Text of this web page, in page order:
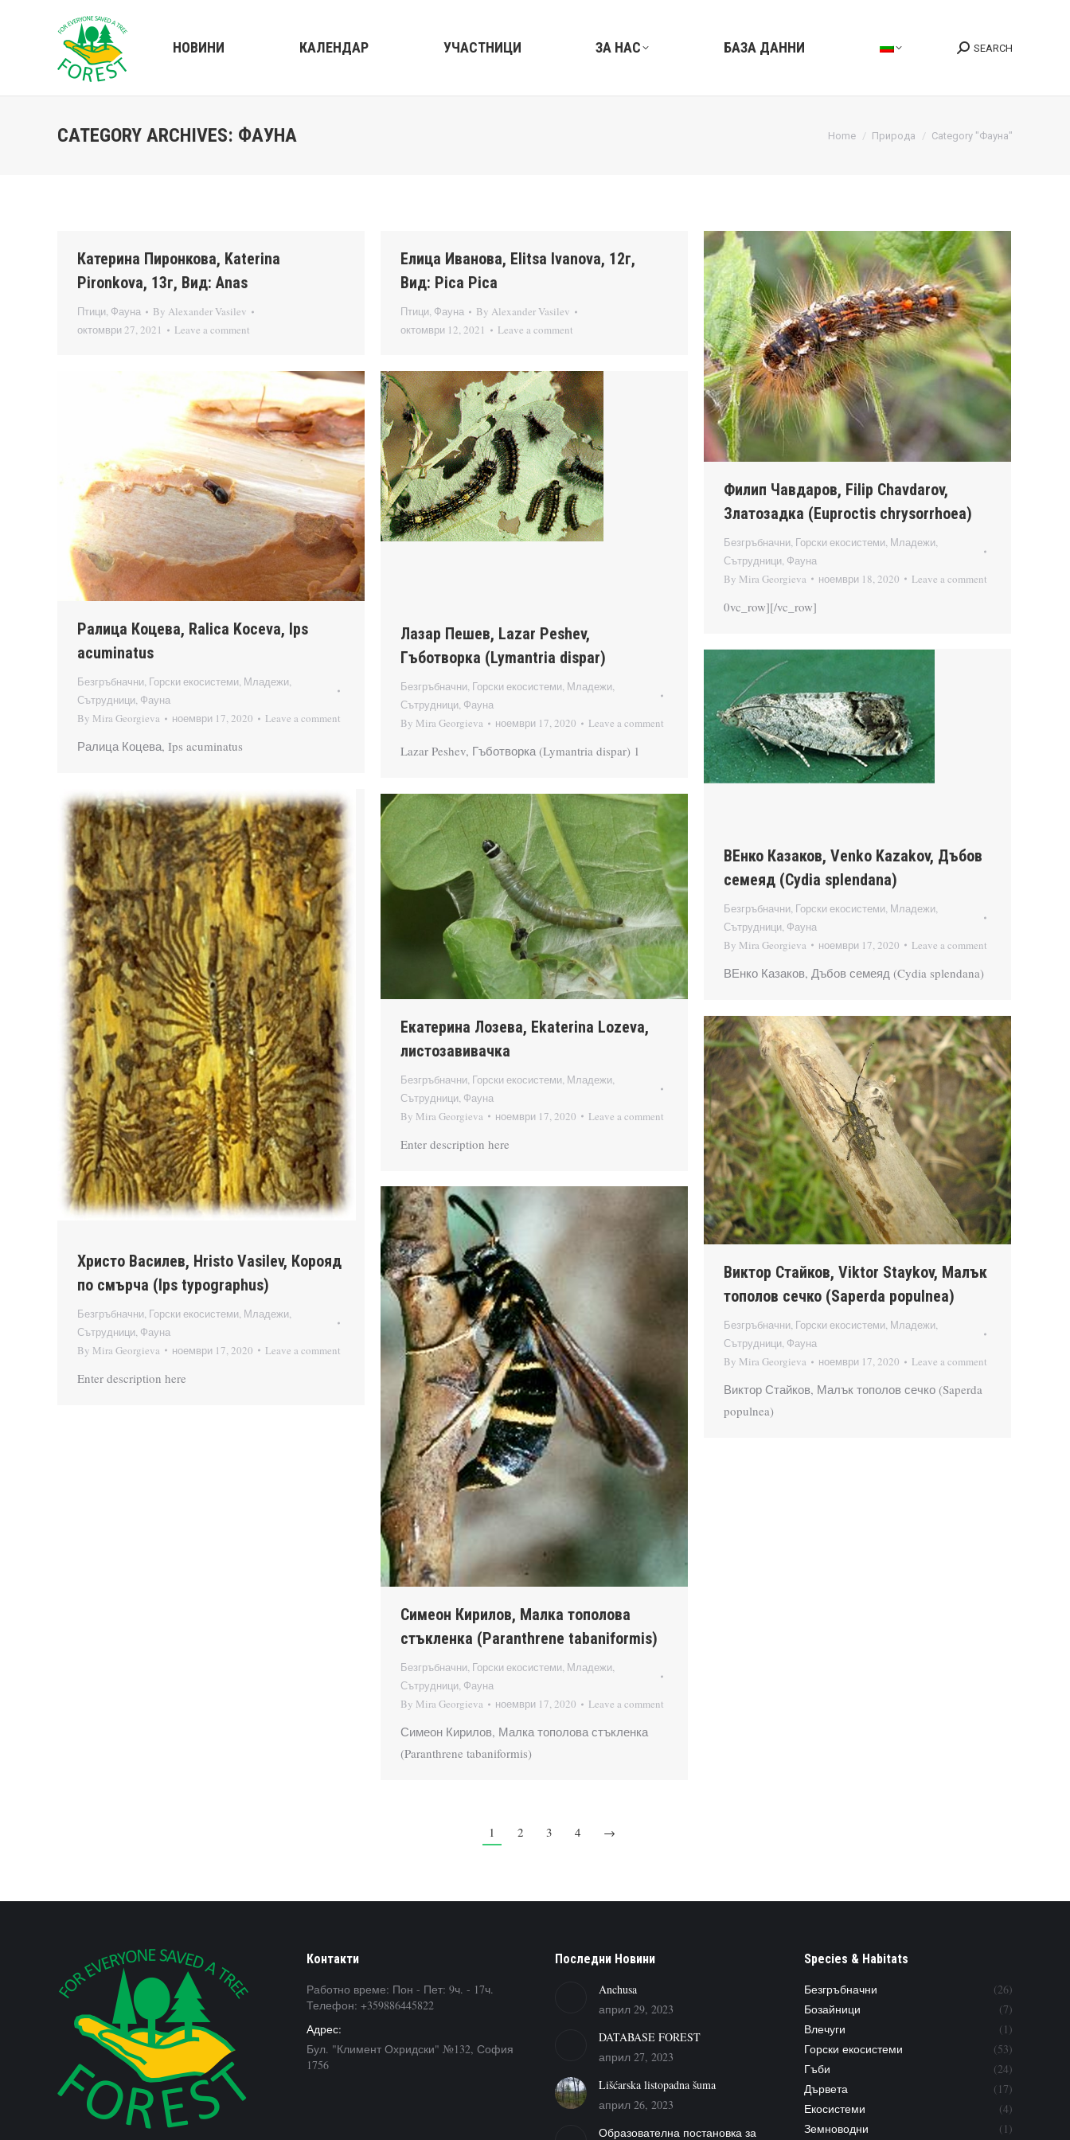
НОВИНИ КАЛЕНДАР УЧАСТНИЦИ ЗА НАС БАЗА ДАННИ Search:SEARCH
CATEGORY ARCHIVES: ФАУНА You are here:
Home Природа Category "Фауна"
Катерина Пиронкова, Katerina
Pironkova, 13г, Вид: Anas
Птици, Фауна By Alexander Vasilev
октомври 27, 2021
Leave a comment
Елица Иванова, Elitsa Ivanova, 12г,
Вид: Pica Pica
Птици, Фауна By Alexander Vasilev
октомври 12, 2021
Leave a comment
Филип Чавдаров, Filip Chavdarov,
Златозадка (Euproctis chrysorrhoea)
Безгръбначни, Горски екосистеми, Младежи,
Сътрудници, Фауна
By Mira Georgieva ноември 18, 2020 Leave a comment
0vc_row][/vc_row]
Ралица Коцева, Ralica Koceva, Ips
acuminatus
Безгръбначни, Горски екосистеми, Младежи,
Сътрудници, Фауна
By Mira Georgieva ноември 17, 2020 Leave a comment
Ралица Коцева, Ips acuminatus
Лазар Пешев, Lazar Peshev,
Гъботворка (Lymantria dispar)
Безгръбначни, Горски екосистеми, Младежи,
Сътрудници, Фауна
By Mira Georgieva ноември 17, 2020 Leave a comment
Lazar Peshev, Гъботворка (Lymantria dispar) 1
ВЕнко Казаков, Venko Kazakov, Дъбов
семеяд (Cydia splendana)
Безгръбначни, Горски екосистеми, Младежи,
Сътрудници, Фауна
By Mira Georgieva ноември 17, 2020 Leave a comment
ВЕнко Казаков, Дъбов семеяд (Cydia splendana)
Христо Василев, Hristo Vasilev, Корояд
по смърча (Ips typographus)
Безгръбначни, Горски екосистеми, Младежи,
Сътрудници, Фауна
By Mira Georgieva ноември 17, 2020 Leave a comment
Enter description here
Екатерина Лозева, Ekaterina Lozeva,
листозавивачка
Безгръбначни, Горски екосистеми, Младежи,
Сътрудници, Фауна
By Mira Georgieva ноември 17, 2020 Leave a comment
Enter description here
Виктор Стайков, Viktor Staykov, Малък
тополов сечко (Saperda populnea)
Безгръбначни, Горски екосистеми, Младежи,
Сътрудници, Фауна
By Mira Georgieva ноември 17, 2020 Leave a comment
Виктор Стайков, Малък тополов сечко (Saperda
populnea)
Симеон Кирилов, Малка тополова
стъкленка (Paranthrene tabaniformis)
Безгръбначни, Горски екосистеми, Младежи,
Сътрудници, Фауна
By Mira Georgieva ноември 17, 2020 Leave a comment
Симеон Кирилов, Малка тополова стъкленка
(Paranthrene tabaniformis)
1 2 3 4 →
Контакти
Работно време: Пон - Пет: 9ч. - 17ч.
Телефон: +359886445822
Адрес:
Бул. "Климент Охридски" №132, София
1756
Последни Новини
Anchusa
април 29, 2023
DATABASE FOREST
април 27, 2023
Lišćarska listopadna šuma
април 26, 2023
Образователна постановка за
Species & Habitats
Безгръбначни
(26)
Бозайници
(7)
Влечуги
(1)
Горски екосистеми
(53)
Гъби
(24)
Дървета
(17)
Екосистеми
(4)
Земноводни
(1)